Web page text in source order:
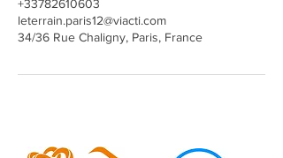
+33782610603
leterrain.paris12@viacti.com
34/36 Rue Chaligny, Paris, France